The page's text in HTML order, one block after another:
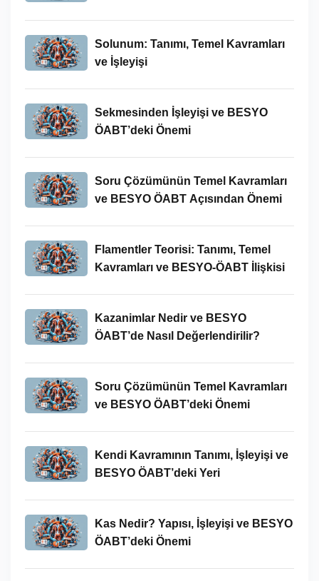
Solunum: Tanımı, Temel Kavramları
ve İşleyişi
Sekmesinden İşleyişi ve BESYO
ÖABT’deki Önemi
Soru Çözümünün Temel Kavramları
ve BESYO ÖABT Açısından Önemi
Flamentler Teorisi: Tanımı, Temel
Kavramları ve BESYO-ÖABT İlişkisi
Kazanimlar Nedir ve BESYO
ÖABT’de Nasıl Değerlendirilir?
Soru Çözümünün Temel Kavramları
ve BESYO ÖABT’deki Önemi
Kendi Kavramının Tanımı, İşleyişi ve
BESYO ÖABT’deki Yeri
Kas Nedir? Yapısı, İşleyişi ve BESYO
ÖABT’deki Önemi